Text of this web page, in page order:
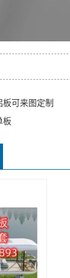
可来图定制
板